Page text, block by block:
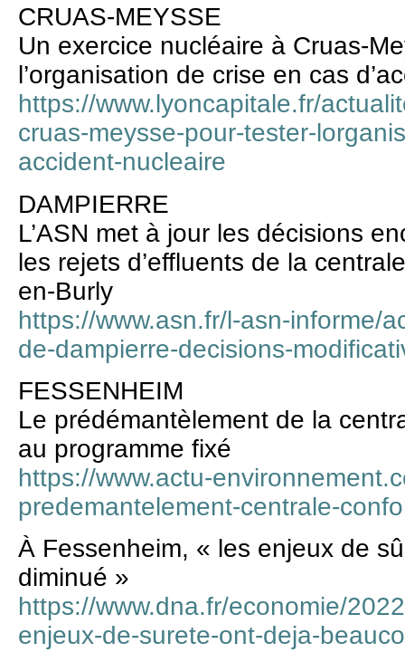
CRUAS-MEYSSE
Un exercice nucléaire à Cruas-
l’organisation de crise en cas
https://www.lyoncapitale.fr/
cruas-meysse-pour-tester-
accident-nucleaire
DAMPIERRE
L’ASN met à jour les décisions
les rejets d’effluents de la
en-Burly
https://www.asn.fr/l-asn-informe/
de-dampierre-decisions-
FESSENHEIM
Le prédémantèlement de la
au programme fixé
https://www.actu-
predemantelement-centrale-
À Fessenheim, « les enjeux de
diminué »
https://www.dna.fr/economie/
enjeux-de-surete-ont-deja-